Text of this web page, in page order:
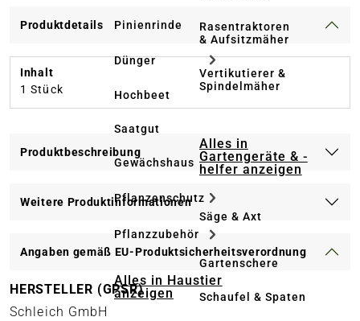
Pinienrinde
Dünger
Hochbeet
Saatgut
Gewächshaus
Pflanzenschutz
Pflanzzubehör
Alles in Haustier
anzeigen
Rasentraktoren
& Aufsitzmäher
Vertikutierer &
Spindelmäher
Alles in
Gartengeräte & -
helfer anzeigen
Säge & Axt
Gartenschere
Schaufel & Spaten
Produktdetails
Inhalt
1 Stück
Produktbeschreibung
Weitere Produktinformationen
Angaben gemäß EU-Produktsicherheitsverordnung
HERSTELLER (GPSR)
Schleich GmbH